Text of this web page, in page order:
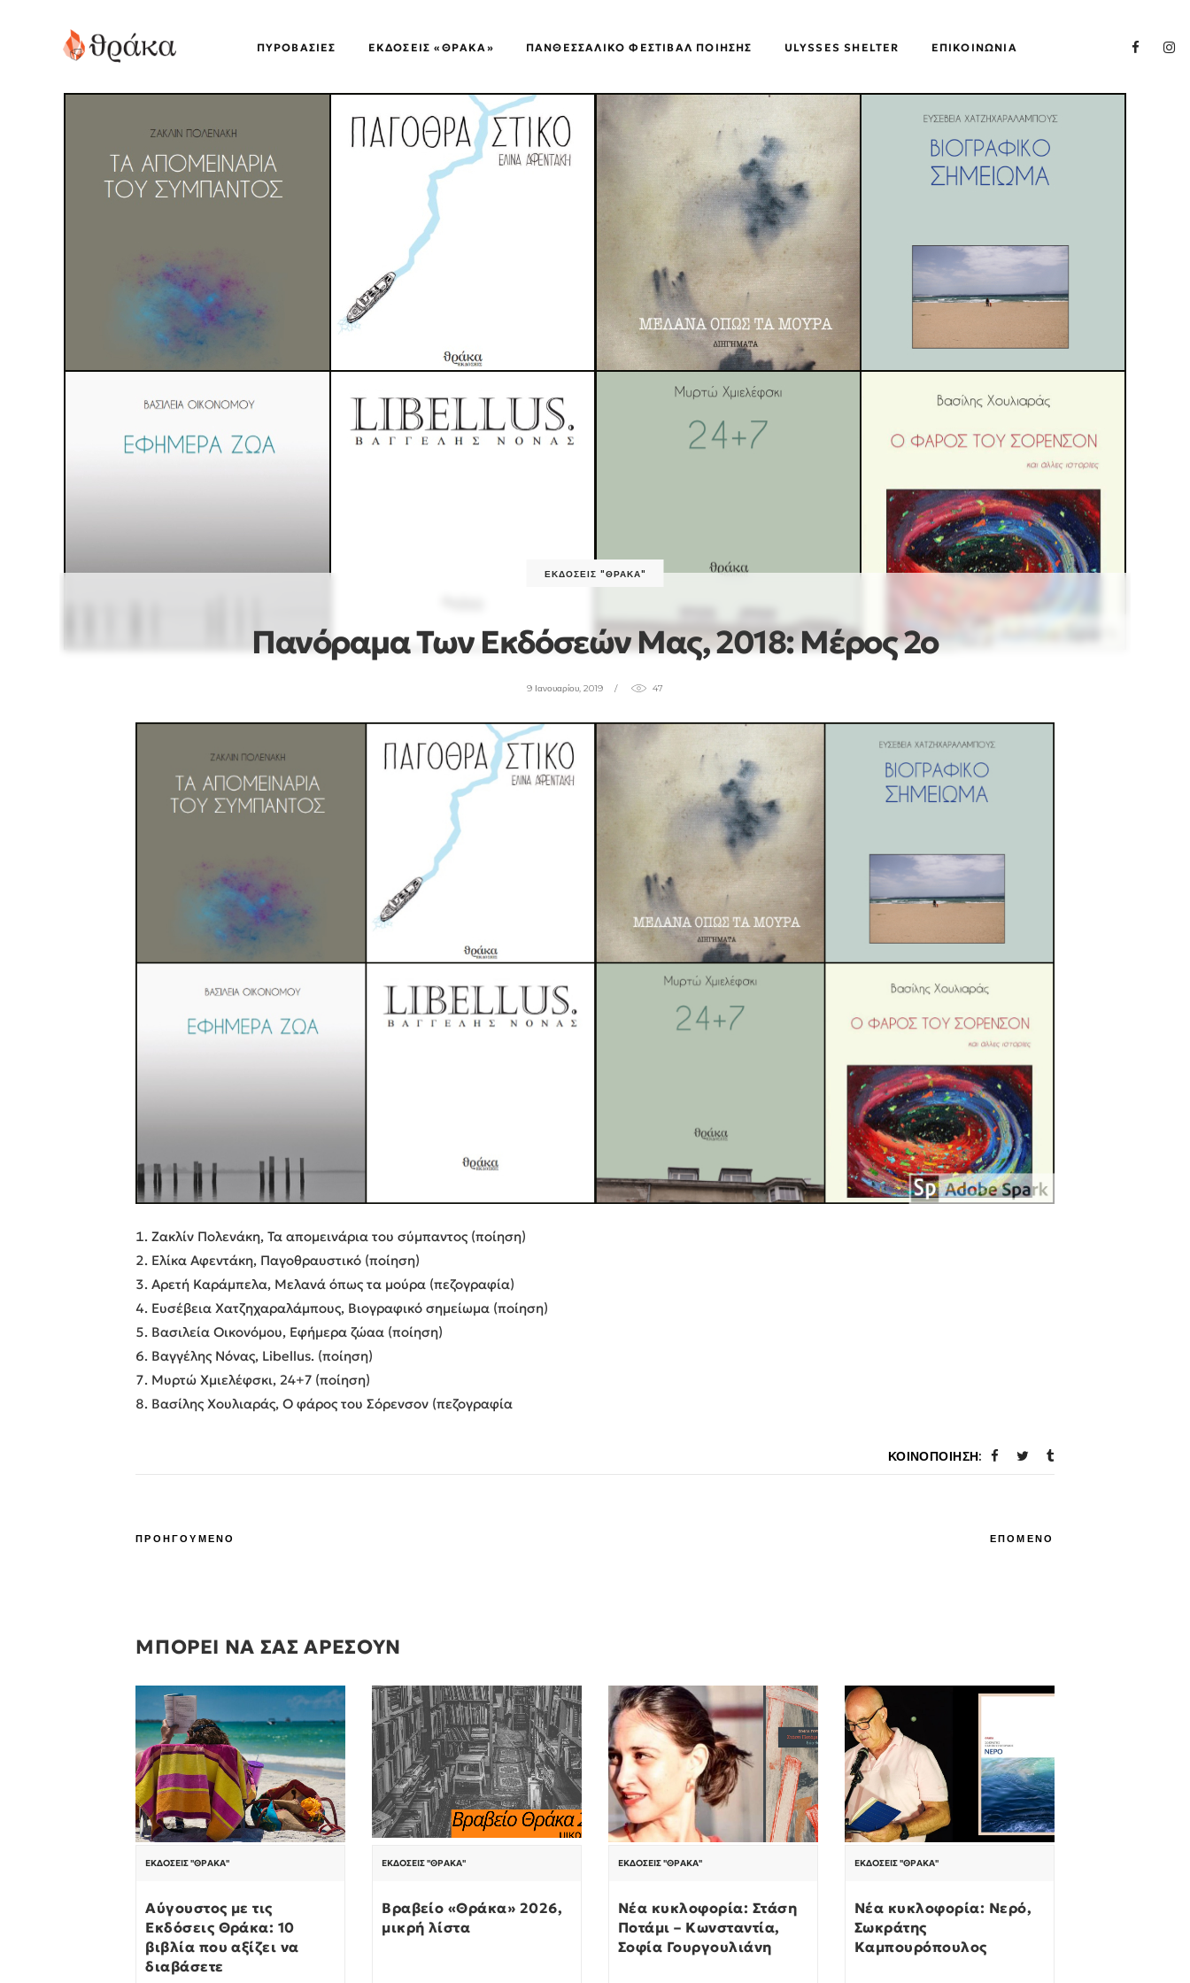
ΠΥΡΟΒΑΣΊΕΣ EΚΔΌΣΕΙΣ «ΘΡΑΚΑ» ΠΑΝΘΕΣΣΑΛΙΚΌ ΦΕΣΤΙΒΆΛ ΠΟΊΗΣΗΣ ULYSSES SHELTER ΕΠΙΚΟΙΝΩΝΊΑ
ΕΚΔΌΣΕΙΣ "ΘΡΆΚΑ"
Πανόραμα Των Εκδόσεών Μας, 2018: Μέρος 2ο
9 Ιανουαρίου, 2019 47
Ζακλίν Πολενάκη, Τα απομεινάρια του σύμπαντος (ποίηση)
Ελίκα Αφεντάκη, Παγοθραυστικό (ποίηση)
Αρετή Καράμπελα, Μελανά όπως τα μούρα (πεζογραφία)
Ευσέβεια Χατζηχαραλάμπους, Βιογραφικό σημείωμα (ποίηση)
Βασιλεία Οικονόμου, Εφήμερα ζώαα (ποίηση)
Βαγγέλης Νόνας, Libellus. (ποίηση)
Μυρτώ Χμιελέφσκι, 24+7 (ποίηση)
Βασίλης Χουλιαράς, Ο φάρος του Σόρενσον (πεζογραφία
ΚΟΙΝΟΠΟΊΗΣΗ:
ΠΡΟΗΓΟΥΜΕΝΟ ΕΠΟΜΕΝΟ
ΜΠΟΡΕΙ ΝΑ ΣΑΣ ΑΡΕΣΟΥΝ
ΕΚΔΌΣΕΙΣ "ΘΡΆΚΑ"
Αύγουστος με τις
Εκδόσεις Θράκα: 10
βιβλία που αξίζει να
διαβάσετε
ΕΚΔΌΣΕΙΣ "ΘΡΆΚΑ"
Βραβείο «Θράκα» 2026,
μικρή λίστα
ΕΚΔΌΣΕΙΣ "ΘΡΆΚΑ"
Νέα κυκλοφορία: Στάση
Ποτάμι – Κωνσταντία,
Σοφία Γουργουλιάνη
ΕΚΔΌΣΕΙΣ "ΘΡΆΚΑ"
Νέα κυκλοφορία: Νερό,
Σωκράτης
Καμπουρόπουλος